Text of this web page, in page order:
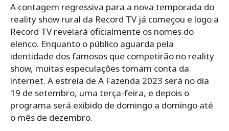
A contagem regressiva para a nova temporada do
reality show rural da Record TV já começou e logo a
Record TV revelará oficialmente os nomes do
elenco. Enquanto o público aguarda pela
identidade dos famosos que competirão no reality
show, muitas especulações tomam conta da
internet. A estreia de A Fazenda 2023 será no dia
19 de setembro, uma terça-feira, e depois o
programa será exibido de domingo a domingo até
o mês de dezembro.